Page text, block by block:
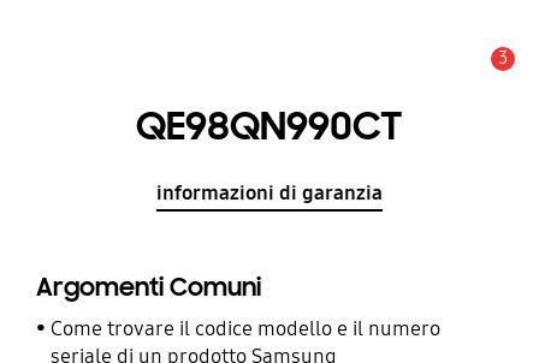
3
QE98QN990CT
informazioni di garanzia
Argomenti Comuni
Come trovare il codice modello e il numero
seriale di un prodotto Samsung